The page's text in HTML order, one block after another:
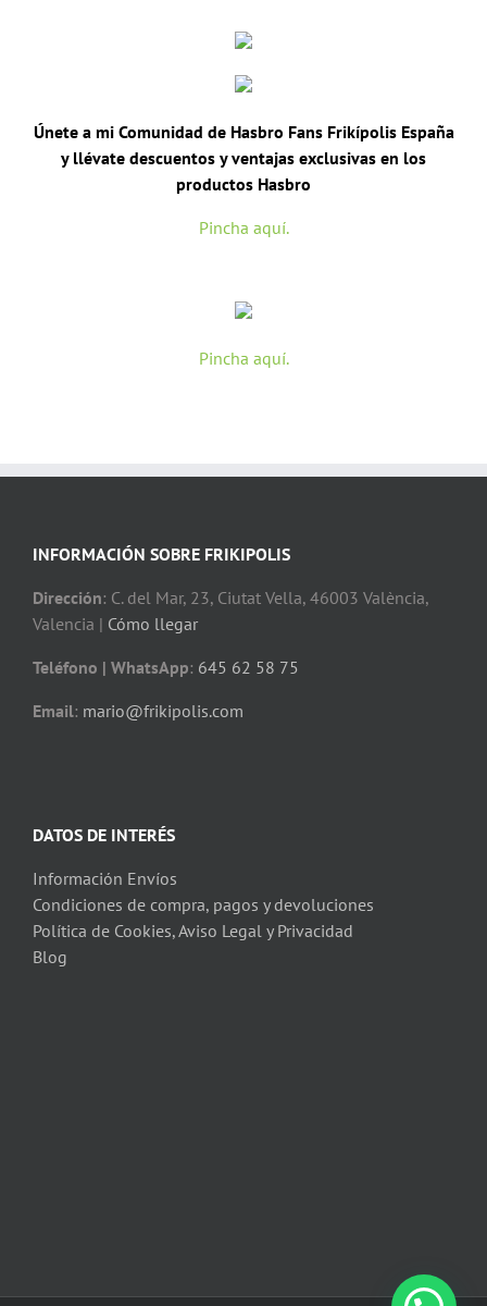
Únete a mi Comunidad de Hasbro Fans Frikípolis España
y llévate descuentos y ventajas exclusivas en los
productos Hasbro
Pincha aquí.
Pincha aquí.
INFORMACIÓN SOBRE FRIKIPOLIS
Dirección: C. del Mar, 23, Ciutat Vella, 46003 València,
Valencia | Cómo llegar
Teléfono | WhatsApp: 645 62 58 75
Email: mario@frikipolis.com
DATOS DE INTERÉS
Información Envíos
Condiciones de compra, pagos y devoluciones
Política de Cookies, Aviso Legal y Privacidad
Blog